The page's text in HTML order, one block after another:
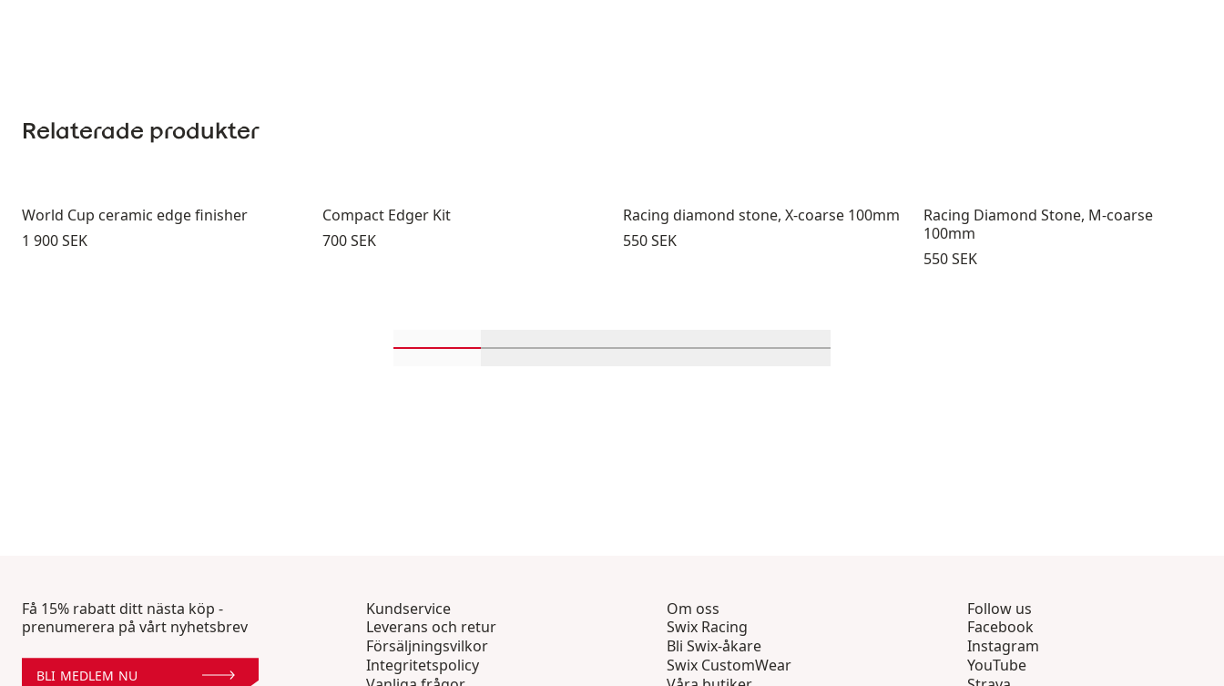
Relaterade produkter
World Cup ceramic edge finisher
Pris:
1 900 SEK
Compact Edger Kit
Pris:
700 SEK
Racing diamond stone, X-coarse 100mm
Pris:
550 SEK
Racing Diamond Stone, M-coarse
100mm
Pris:
550 SEK
Få 15% rabatt ditt nästa köp -
prenumerera på vårt nyhetsbrev
BLI MEDLEM NU
Kundservice
Leverans och retur
Försäljningsvilkor
Integritetspolicy
Om oss
Swix Racing
Bli Swix-åkare
Swix CustomWear
Follow us
Facebook
Instagram
YouTube